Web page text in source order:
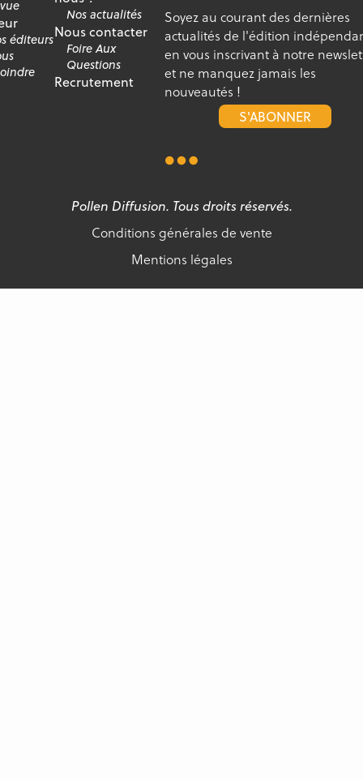
éditeurs
Nos actualités
Nous contacter
Foire Aux
Questions
Recrutement
Soyez au courant des dernières
actualités de l'édition
en vous inscrivant à notre
et ne manquez jamais les
nouveautés !
S'ABONNER
Pollen Diffusion. Tous droits réservés.
Conditions générales de vente
Mentions légales